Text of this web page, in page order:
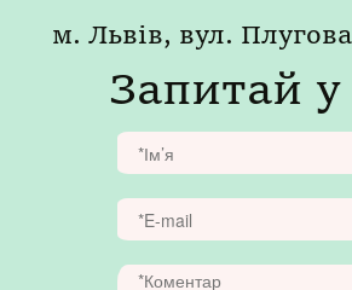
м. Львів, вул.
Запитай у